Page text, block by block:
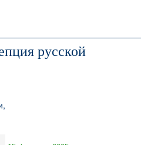
русской